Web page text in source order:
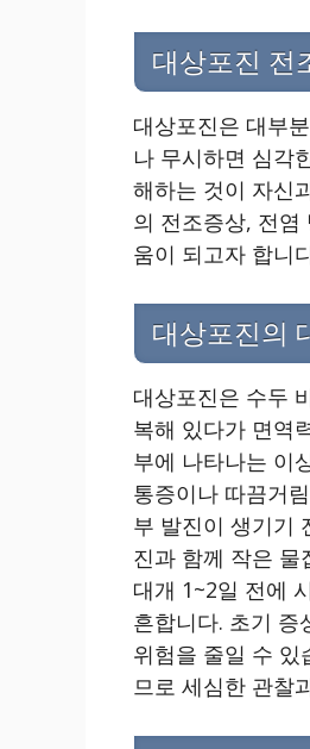
대상포진 전
대상포진은 대부
나 무시하면 심각
해하는 것이 자신
의 전조증상, 전염
움이 되고자 합니
대상포진의
대상포진은 수두
복해 있다가 면역
부에 나타나는 이
통증이나 따끔거
부 발진이 생기기
진과 함께 작은 물
대개 1~2일 전에
흔합니다. 초기 증
위험을 줄일 수 있
므로 세심한 관찰